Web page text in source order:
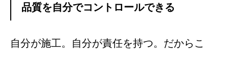
品質を自分でコントロールできる
自分が施工。自分が責任を持つ。だからこ